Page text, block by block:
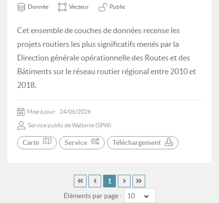
Donnée Vecteur Public
Cet ensemble de couches de données recense les
projets routiers les plus significatifs menés par la
Direction générale opérationnelle des Routes et des
Bâtiments sur le réseau routier régional entre 2010 et
2018.
Mise à jour: 24/06/2026
Service public de Wallonie (SPW)
Carte Service Téléchargement
Éléments par page : 10
1